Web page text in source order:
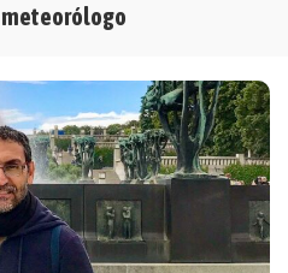
meteorólogo